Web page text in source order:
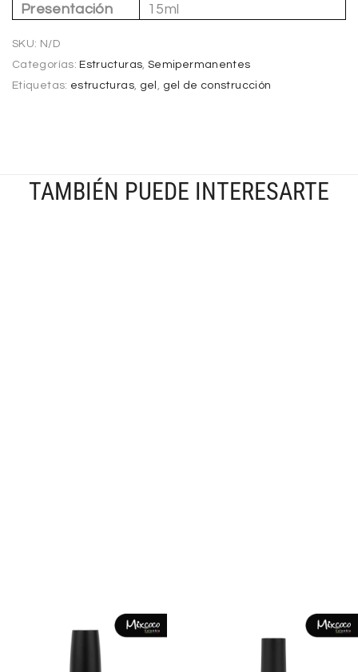
Presentación
15ml
SKU: N/D
Categorías:Estructuras ,Semipermanentes
Etiquetas: estructuras, gel gel de construcción
TAMBIÉN PUEDE INTERESARTE